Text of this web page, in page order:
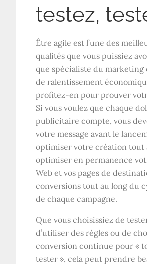
testez,
Être agile est l’une des
qualités que vous puissiez
que spécialiste du marketing
de ralentissement
profitez-en pour prouver
Si vous voulez que chaque
publicitaire compte, vous
votre message avant le
optimiser votre création tout
optimiser en permanence
Web et vos pages de
conversions tout au long du
de chaque campagne.
Que vous choisissiez de
d’utiliser des règles ou de
conversion continue pour «
tester », cela peut prendre